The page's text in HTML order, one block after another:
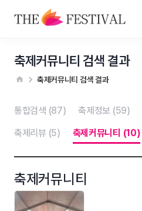
축제커뮤니티 검색 결과
축제커뮤니티 검색 결과
통합검색 (87) 축제정보 (59)
축제리뷰 (5) 축제커뮤니티 (10)
축제커뮤니티